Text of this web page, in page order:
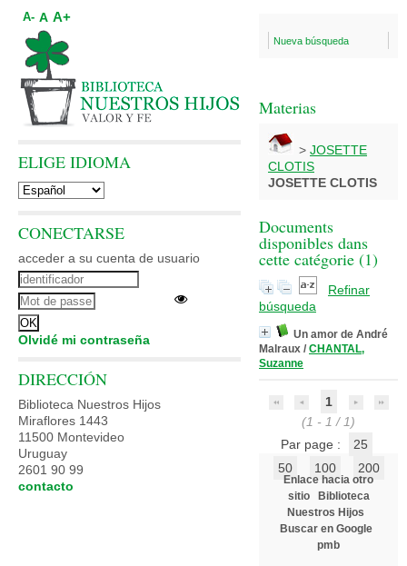
Nueva búsqueda
Materias
> JOSETTE
CLOTIS
JOSETTE CLOTIS
Documents
disponibles dans
cette catégorie (1)
Refinar
búsqueda
Un amor de André
Malraux / CHANTAL,
Suzanne
1
(1 - 1 / 1)
Par page :
25
50
100 200
Enlace hacia otro
sitio
Biblioteca
Nuestros Hijos
Buscar en Google
pmb
A- A A+
ELIGE IDIOMA
CONECTARSE
acceder a su cuenta de usuario
Olvidé mi contraseña
DIRECCIÓN
Biblioteca Nuestros Hijos
Miraflores 1443
11500 Montevideo
Uruguay
2601 90 99
contacto